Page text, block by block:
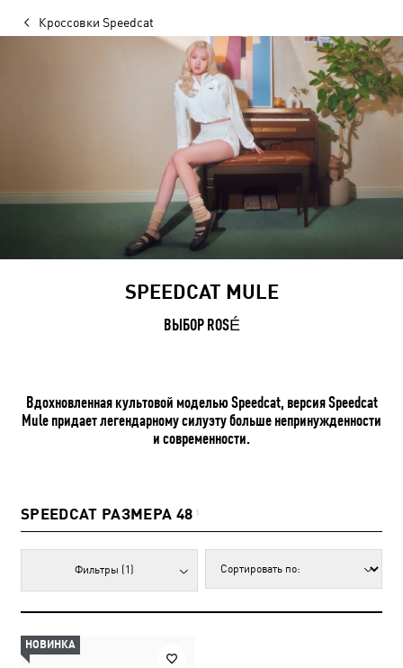
Кроссовки Speedcat
SPEEDCAT MULE
ВЫБОР ROSÉ
Вдохновленная культовой моделью Speedcat, версия Speedcat
Mule придает легендарному силуэту больше непринужденности
и современности.
SPEEDCAT РАЗМЕРА 48 1
Фильтры (1)
НОВИНКА